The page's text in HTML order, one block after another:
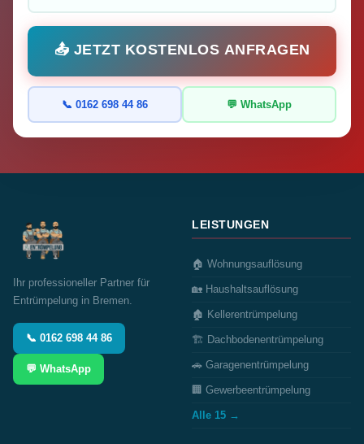
📤 JETZT KOSTENLOS ANFRAGEN
📞 0162 698 44 86 💬 WhatsApp
Ihr professioneller Partner für
Entrümpelung in Bremen.
📞 0162 698 44 86
💬 WhatsApp
LEISTUNGEN
🏠 Wohnungsauflösung
🏡 Haushaltsauflösung
🏚️ Kellerentrümpelung
🏗️ Dachbodenentrümpelung
🚗 Garagenentrümpelung
🏢 Gewerbeentrümpelung
Alle 15 →